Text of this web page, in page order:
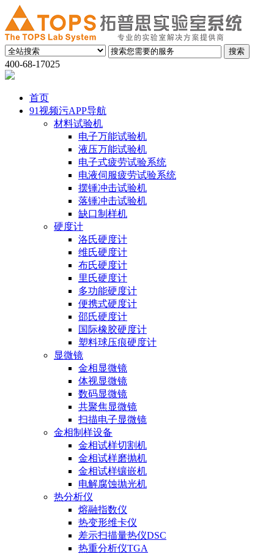
400-68-17025
首页
91视频污APP导航
材料试验机
电子万能试验机
液压万能试验机
电子式疲劳试验系统
电液伺服疲劳试验系统
摆锤冲击试验机
落锤冲击试验机
缺口制样机
硬度计
洛氏硬度计
维氏硬度计
布氏硬度计
里氏硬度计
多功能硬度计
便携式硬度计
邵氏硬度计
国际橡胶硬度计
塑料球压痕硬度计
显微镜
金相显微镜
体视显微镜
数码显微镜
共聚焦显微镜
扫描电子显微镜
金相制样设备
金相试样切割机
金相试样磨抛机
金相试样镶嵌机
电解腐蚀抛光机
热分析仪
熔融指数仪
热变形维卡仪
差示扫描量热仪DSC
热重分析仪TGA